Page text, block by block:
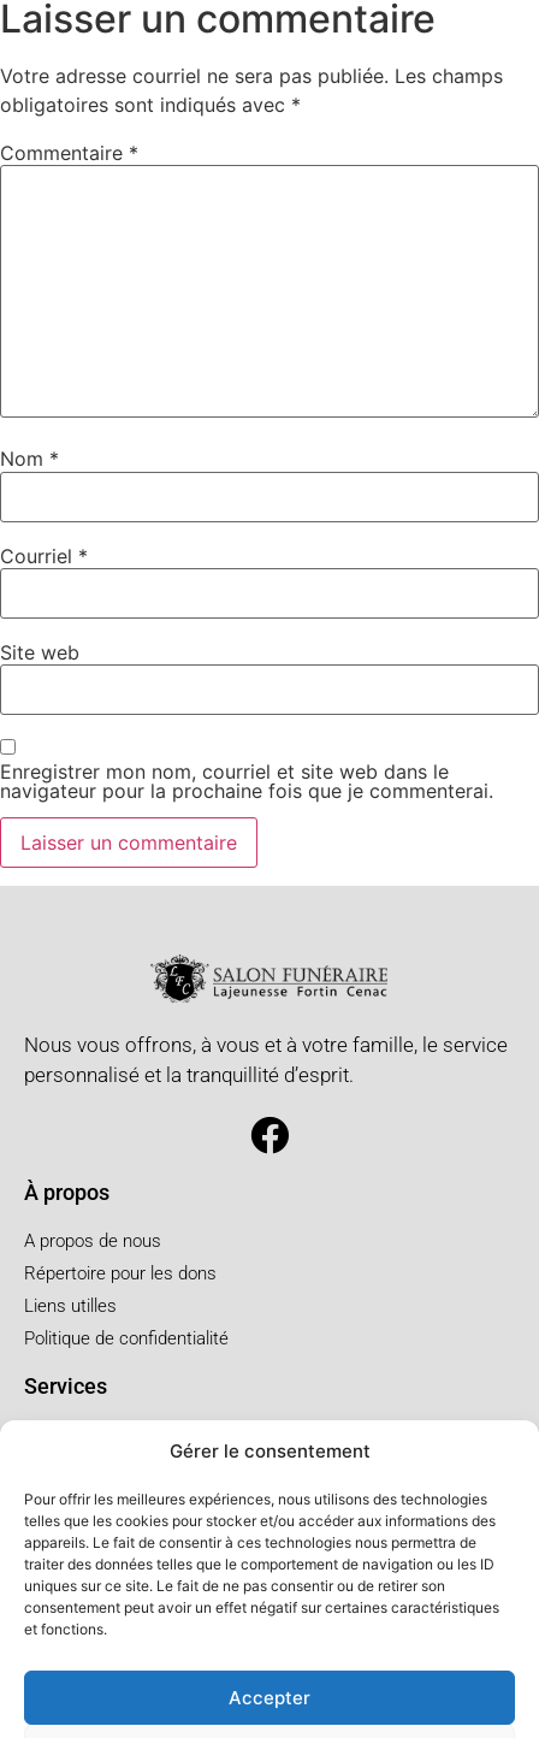
Gérer le consentement
Pour offrir les meilleures expériences, nous utilisons des technologies
telles que les cookies pour stocker et/ou accéder aux informations des
appareils. Le fait de consentir à ces technologies nous permettra de
traiter des données telles que le comportement de navigation ou les ID
uniques sur ce site. Le fait de ne pas consentir ou de retirer son
consentement peut avoir un effet négatif sur certaines caractéristiques
et fonctions.
Accepter
Laisser un commentaire
Votre adresse courriel ne sera pas publiée. Les champs
obligatoires sont indiqués avec *
Commentaire *
Nom *
Courriel *
Site web
Enregistrer mon nom, courriel et site web dans le
navigateur pour la prochaine fois que je commenterai.
Nous vous offrons, à vous et à votre famille, le service
personnalisé et la tranquillité d’esprit.
À propos
A propos de nous
Répertoire pour les dons
Liens utilles
Politique de confidentialité
Services
Funérailles au salon
Forfaits et prix
Forfait crémation
Forfait service à l'église